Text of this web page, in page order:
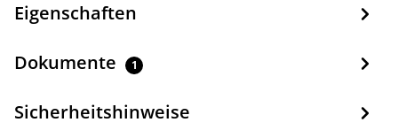
Eigenschaften
Dokumente 1
Sicherheitshinweise